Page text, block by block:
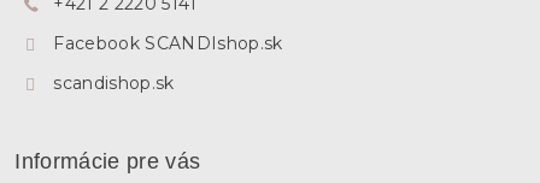
Facebook SCANDIshop.sk
scandishop.sk
Informácie pre vás